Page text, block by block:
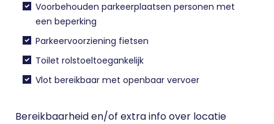
Voorbehouden parkeerplaatsen personen met
een beperking
Parkeervoorziening fietsen
Toilet rolstoeltoegankelijk
Vlot bereikbaar met openbaar vervoer
Bereikbaarheid en/of extra info over locatie